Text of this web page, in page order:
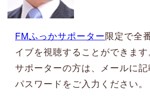
FMふっかサポーター限定で全
イブを視聴することができます
サポーターの方は、メールに
パスワードをご入力ください。